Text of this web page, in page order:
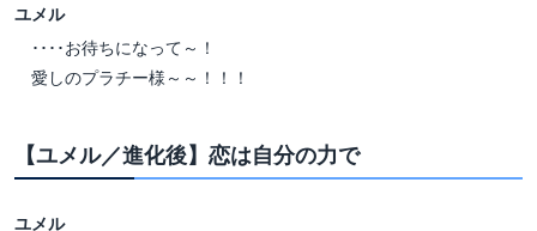
ユメル
････お待ちになって～！
愛しのプラチー様～～！！！
【ユメル／進化後】恋は自分の力で
ユメル